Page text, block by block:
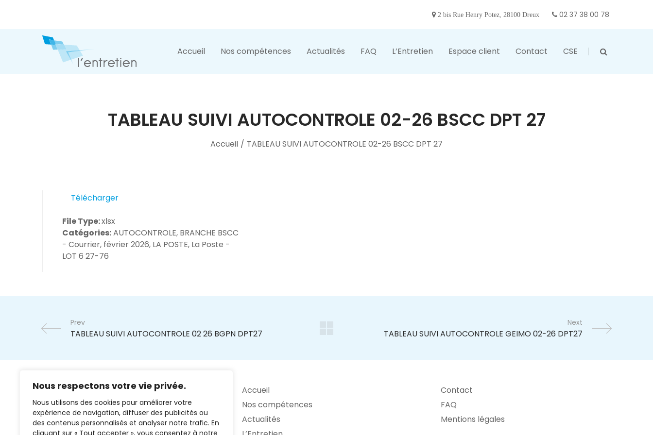
Nous respectons votre vie privée.
Nous utilisons des cookies pour améliorer votre
expérience de navigation, diffuser des publicités ou
des contenus personnalisés et analyser notre trafic. En
cliquant sur « Tout accepter », vous consentez à notre
2 bis Rue Henry Potez, 28100 Dreux 02 37 38 00 78
Accueil Nos compétences Actualités FAQ L’Entretien Espace client Contact CSE
TABLEAU SUIVI AUTOCONTROLE 02-26 BSCC DPT 27
Accueil / TABLEAU SUIVI AUTOCONTROLE 02-26 BSCC DPT 27
Télécharger
File Type:xlsx
Catégories:AUTOCONTROLE, BRANCHE BSCC
- Courrier, février 2026, LA POSTE, La Poste -
LOT 6 27-76
Prev Next
Accueil
Nos compétences
Actualités
Contact
FAQ
Mentions légales